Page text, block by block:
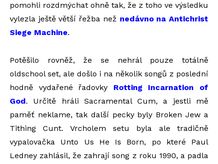
pomohli rozdmýchat ohně tak, že z toho ve výsledku
vylezla ještě větší řežba než nedávno na Antichrist
Siege Machine.
Potěšilo rovněž, že se nehrál pouze totálně
oldschool set, ale došlo i na několik songů z poslední
hodně vydařené řadovky Rotting Incarnation of
God. Určitě hráli Sacramental Cum, a jestli mě
paměť neklame, tak další pecky byly Broken Jew a
Tithing Cunt. Vrcholem setu byla ale tradičně
vypalovačka Unto Us He Is Born, po které Paul
Ledney zahlásil, že zahrají song z roku 1990, a padla